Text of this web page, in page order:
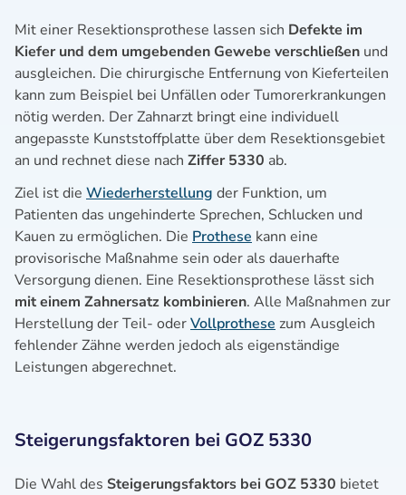
Mit einer Resektionsprothese lassen sich Defekte im
Kiefer und dem umgebenden Gewebe verschließen und
ausgleichen. Die chirurgische Entfernung von Kieferteilen
kann zum Beispiel bei Unfällen oder Tumorerkrankungen
nötig werden. Der Zahnarzt bringt eine individuell
angepasste Kunststoffplatte über dem Resektionsgebiet
an und rechnet diese nach Ziffer 5330 ab.
Ziel ist die Wiederherstellung der Funktion, um
Patienten das ungehinderte Sprechen, Schlucken und
Kauen zu ermöglichen. Die Prothese kann eine
provisorische Maßnahme sein oder als dauerhafte
Versorgung dienen. Eine Resektionsprothese lässt sich
mit einem Zahnersatz kombinieren. Alle Maßnahmen zur
Herstellung der Teil- oderVollprothese zum Ausgleich
fehlender Zähne werden jedoch als eigenständige
Leistungen abgerechnet.
Steigerungsfaktoren bei GOZ 5330
Die Wahl des Steigerungsfaktors bei GOZ 5330 bietet